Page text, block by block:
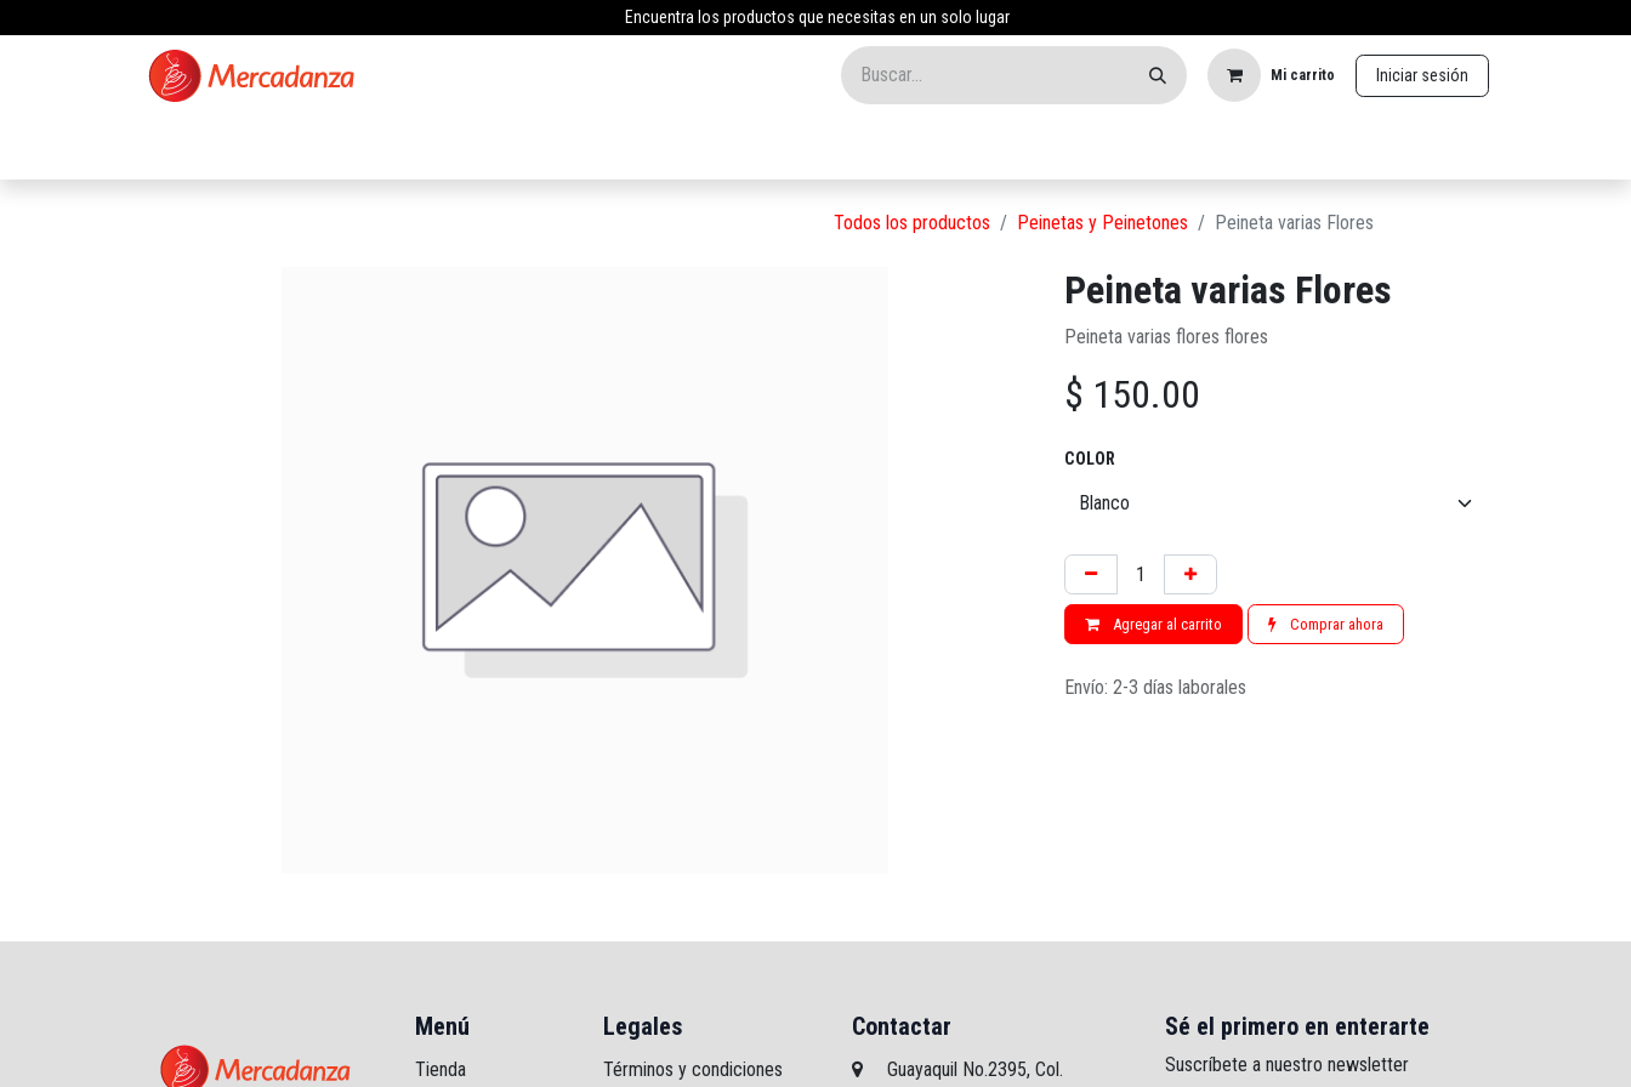
Encuentra los productos que necesitas en un solo lugar
Mi carrito Iniciar sesión
Todos los productos Peinetas y Peinetones Peineta varias Flores
Peineta varias Flores
Peineta varias flores flores
$ 150.00
COLOR
Agregar al carrito Comprar ahora
Envío: 2-3 días laborales
Sé el primero en enterarte
Suscríbete a nuestro newsletter
Contactar
Guayaquil No.2395, Col.
Legales
Términos y condiciones
Menú
Tienda